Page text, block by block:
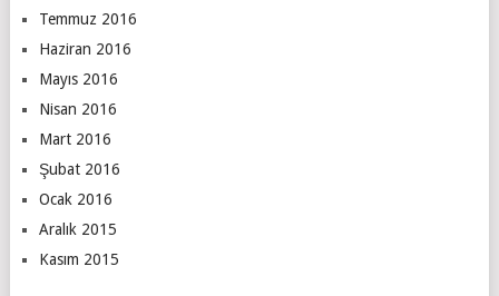
Temmuz 2016
Haziran 2016
Mayıs 2016
Nisan 2016
Mart 2016
Şubat 2016
Ocak 2016
Aralık 2015
Kasım 2015